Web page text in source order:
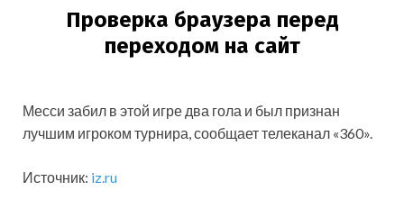
Месси забил в этой игре два гола и был признан
лучшим игроком турнира, сообщает телеканал «360».
Источник: iz.ru